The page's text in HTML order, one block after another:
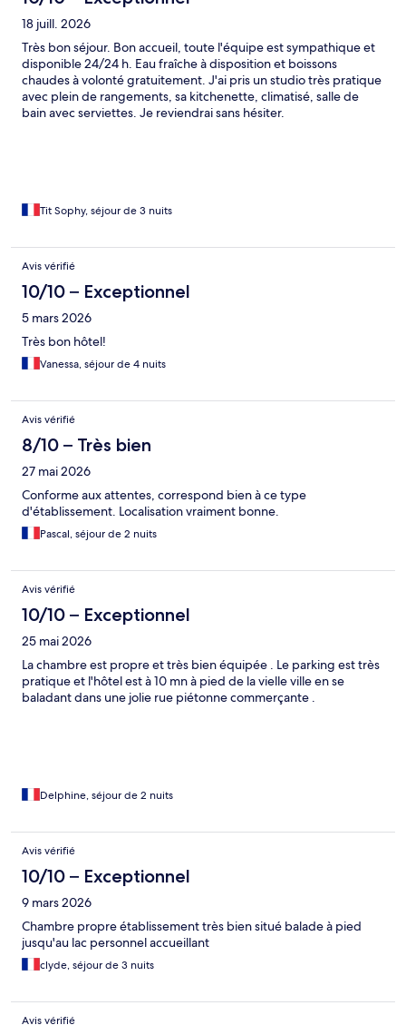
18 juill. 2026
Très bon séjour. Bon accueil, toute l'équipe est sympathique et
disponible 24/24 h. Eau fraîche à disposition et boissons
chaudes à volonté gratuitement. J'ai pris un studio très pratique
avec plein de rangements, sa kitchenette, climatisé, salle de
bain avec serviettes. Je reviendrai sans hésiter.
Tit Sophy, séjour de 3 nuits
Avis vérifié
10/10 – Exceptionnel
5 mars 2026
Très bon hôtel!
Vanessa, séjour de 4 nuits
Avis vérifié
8/10 – Très bien
27 mai 2026
Conforme aux attentes, correspond bien à ce type
d'établissement. Localisation vraiment bonne.
Pascal, séjour de 2 nuits
Avis vérifié
10/10 – Exceptionnel
25 mai 2026
La chambre est propre et très bien équipée . Le parking est très
pratique et l'hôtel est à 10 mn à pied de la vielle ville en se
baladant dans une jolie rue piétonne commerçante .
Delphine, séjour de 2 nuits
Avis vérifié
10/10 – Exceptionnel
9 mars 2026
Chambre propre établissement très bien situé balade à pied
jusqu'au lac personnel accueillant
clyde, séjour de 3 nuits
Avis vérifié